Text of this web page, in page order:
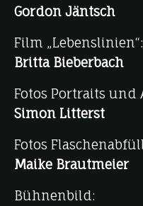
Gordon Jäntsch
Film „Lebenslinien“:
Britta Bieberbach
Fotos Portraits
Simon Litterst
Fotos
Maike Brautmeier
Bühnenbild: